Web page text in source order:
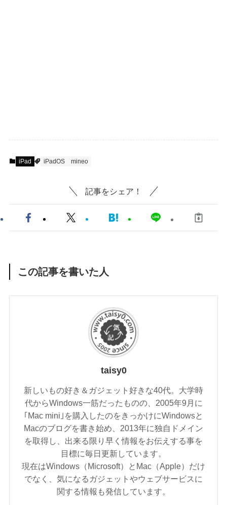
iPad iPadOS mineo
記事をシェア！
この記事を書いた人
taisy0
新しいもの好き＆ガジェット好きな40代。大学時
代からWindows一筋だったものの、2005年9月に
｢Mac mini｣を購入したのをきっかけにWindowsと
Macのブログを書き始め、2013年に独自ドメイン
を取得し、出来る限り早く情報をお伝えする事を
目標に毎日更新しています。
現在はWindows（Microsoft）とMac（Apple）だけ
でなく、気になるガジェットやウェブサービスに
関する情報も発信しています。